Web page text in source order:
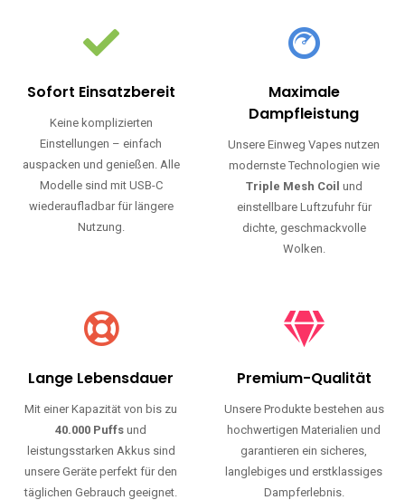
Sofort Einsatzbereit
Keine komplizierten
Einstellungen – einfach
auspacken und genießen. Alle
Modelle sind mit USB-C
wiederaufladbar für längere
Nutzung.
Maximale
Dampfleistung
Unsere Einweg Vapes nutzen
modernste Technologien wie
Triple Mesh Coil und
einstellbare Luftzufuhr für
dichte, geschmackvolle
Wolken.
Lange Lebensdauer
Mit einer Kapazität von bis zu
40.000 Puffs und
leistungsstarken Akkus sind
unsere Geräte perfekt für den
täglichen Gebrauch geeignet.
Premium-Qualität
Unsere Produkte bestehen aus
hochwertigen Materialien und
garantieren ein sicheres,
langlebiges und erstklassiges
Dampferlebnis.